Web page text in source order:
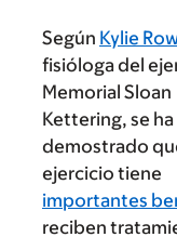
Según Kylie
fisióloga del
Memorial Sloan
Kettering, se ha
demostrado
ejercicio tiene
importantes
reciben